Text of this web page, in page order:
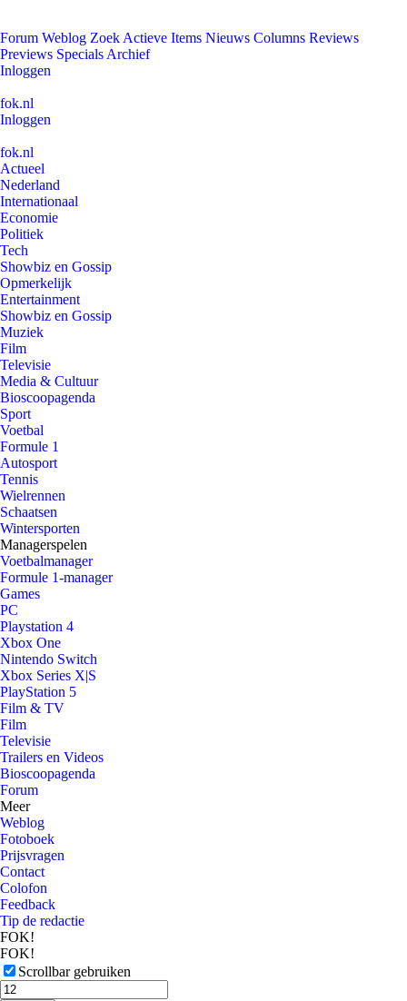
Forum Weblog Zoek Actieve Items Nieuws Columns Reviews
Previews Specials Archief
Inloggen
fok.nl
Inloggen
fok.nl
Actueel
Nederland
Internationaal
Economie
Politiek
Tech
Showbiz en Gossip
Opmerkelijk
Entertainment
Showbiz en Gossip
Muziek
Film
Televisie
Media & Cultuur
Bioscoopagenda
Sport
Voetbal
Formule 1
Autosport
Tennis
Wielrennen
Schaatsen
Wintersporten
Managerspelen
Voetbalmanager
Formule 1-manager
Games
PC
Playstation 4
Xbox One
Nintendo Switch
Xbox Series X|S
PlayStation 5
Film & TV
Film
Televisie
Trailers en Videos
Bioscoopagenda
Forum
Meer
Weblog
Fotoboek
Prijsvragen
Contact
Colofon
Feedback
Tip de redactie
FOK!
FOK!
Scrollbar gebruiken